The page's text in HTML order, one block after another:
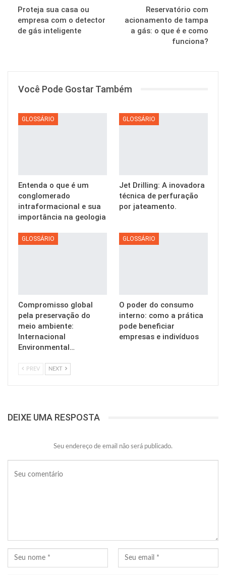
Proteja sua casa ou
empresa com o detector
de gás inteligente
Reservatório com
acionamento de tampa
a gás: o que é e como
funciona?
Você Pode Gostar Também
GLOSSÁRIO
Entenda o que é um
conglomerado
intraformacional e sua
importância na geologia
GLOSSÁRIO
Jet Drilling: A inovadora
técnica de perfuração
por jateamento.
GLOSSÁRIO
Compromisso global
pela preservação do
meio ambiente:
Internacional
Environmental…
GLOSSÁRIO
O poder do consumo
interno: como a prática
pode beneficiar
empresas e indivíduos
PREV NEXT
DEIXE UMA RESPOSTA
Seu endereço de email não será publicado.